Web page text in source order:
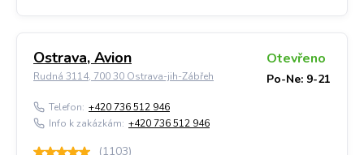
Ostrava, Avion
Rudná 3114, 700 30 Ostrava-jih-Zábřeh
Otevřeno
Po-Ne: 9-21
Telefon: +420 736 512 946
Info k zakázkám: +420 736 512 946
(1103)